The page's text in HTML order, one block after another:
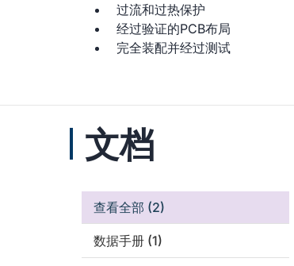
过流和过热保护
经过验证的PCB布局
完全装配并经过测试
文档
查看全部 (2)
数据手册 (1)